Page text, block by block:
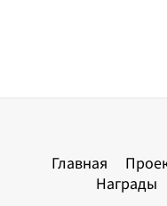
Главная
Награды